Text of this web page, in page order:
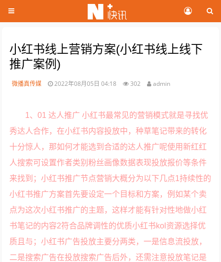
小红书线上营销方案(小红书线上线下
推广案例)
微播真传媒 2022年08月05日 04:18 302 admin
1、01 达人推广 小红书最常见的营销模式就是寻找优
秀达人合作，在小红书内容投放中，种草笔记带来的转化
十分惊人，那如何才能选到合适的达人推广呢使用新红红
人搜索可设置作者类别粉丝画像数据表现投放报价等条件
来找到；小红书推广节点营销大概分为以下几点1持续性的
小红书推广方案首先要设定一个目标和方案，例如某个卖
点为这次小红书推广的主题，这样才能有针对性地做小红
书笔记的内容2符合品牌调性的优质小红书kol资源选择优
质且与；小红书广告投放主要分两类，一是信息流投放，
二是搜索广告在投放搜索广告后外，还需注意投放笔记是